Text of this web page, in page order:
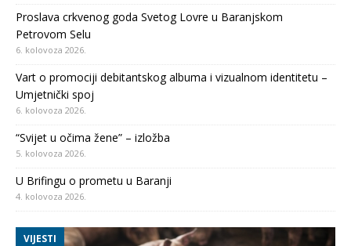
Proslava crkvenog goda Svetog Lovre u Baranjskom
Petrovom Selu
6. kolovoza 2026.
Vart o promociji debitantskog albuma i vizualnom identitetu –
Umjetnički spoj
6. kolovoza 2026.
“Svijet u očima žene” – izložba
5. kolovoza 2026.
U Brifingu o prometu u Baranji
4. kolovoza 2026.
VIJESTI